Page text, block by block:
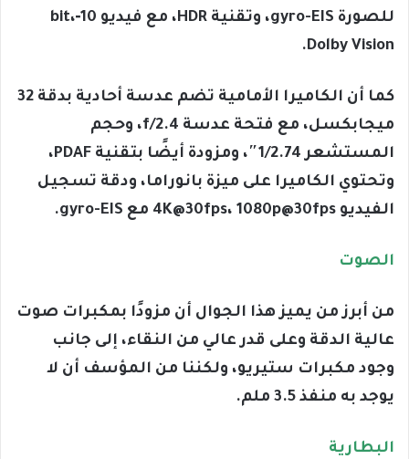
للصورة gyro-EIS، وتقنية HDR، مع فيديو 10‑bit،
Dolby Vision.
كما أن الكاميرا الأمامية تضم عدسة أحادية بدقة 32
ميجابكسل، مع فتحة عدسة f/2.4، وحجم
المستشعر 1/2.74″، ومزودة أيضًا بتقنية PDAF،
وتحتوي الكاميرا على ميزة بانوراما، ودقة تسجيل
الفيديو 4K@30fps، 1080p@30fps مع gyro-EIS.
الصوت
من أبرز من يميز هذا الجوال أن مزودًا بمكبرات صوت
عالية الدقة وعلى قدر عالي من النقاء، إلى جانب
وجود مكبرات ستيريو، ولكننا من المؤسف أن لا
يوجد به منفذ 3.5 ملم.
البطارية